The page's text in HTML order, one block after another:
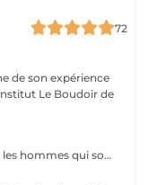
72
Le Boudoir de
Ce soin est dédié à toutes les femmes et les hommes qui souhaitent des résultats dès la première séance et surtout pour celles et ceux qui souffrent de leurs rides profondes. Riche de mes expériences professionnelles depuis plus de 12 ans en institut, j'ai décidé de créer mes propres protocoles de soin. Ce soin allie plusieurs techniques, dont la madérothérapie et la luminothérapie. A ces techniques j'applique tout au long du soin des concentrés de produits performants de marque médicale esthétique. Les résultats sont ainsi visibles dès la première séance.